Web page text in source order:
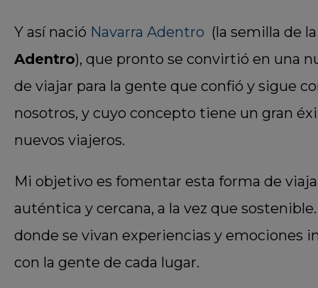
Y así nació Navarra Adentro (la semilla de
Adentro), que pronto se convirtió en una
de viajar para la gente que confió y sigue
nosotros, y cuyo concepto tiene un gran
nuevos viajeros.
Mi objetivo es fomentar esta forma de
auténtica y cercana, a la vez que
donde se vivan experiencias y emociones
con la gente de cada lugar.